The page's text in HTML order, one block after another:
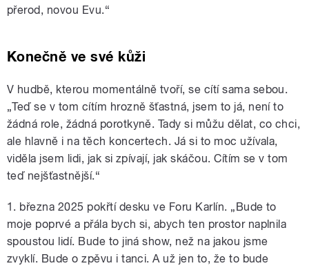
přerod, novou Evu.“
Konečně ve své kůži
V hudbě, kterou momentálně tvoří, se cítí sama sebou.
„Teď se v tom cítím hrozně šťastná, jsem to já, není to
žádná role, žádná porotkyně. Tady si můžu dělat, co chci,
ale hlavně i na těch koncertech. Já si to moc užívala,
viděla jsem lidi, jak si zpívají, jak skáčou. Cítím se v tom
teď nejšťastnější.“
1. března 2025 pokřtí desku ve Foru Karlín. „Bude to
moje poprvé a přála bych si, abych ten prostor naplnila
spoustou lidí. Bude to jiná show, než na jakou jsme
zvyklí. Bude o zpěvu i tanci. A už jen to, že to bude